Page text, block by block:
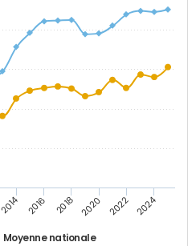
Moyenne nationale
2014 2016 2018 2020 2022 2024